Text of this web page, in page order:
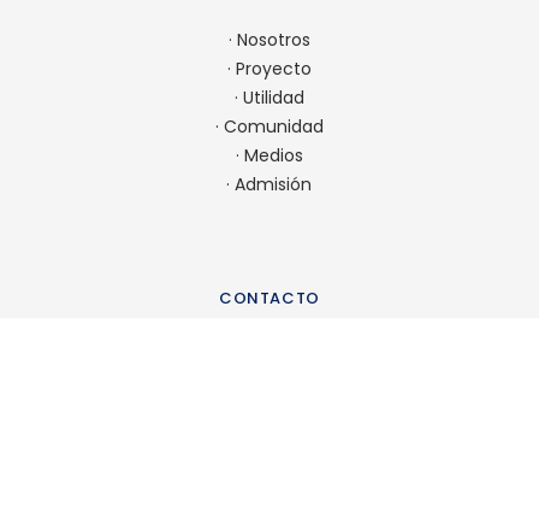
· Nosotros
· Proyecto
· Utilidad
· Comunidad
· Medios
·Admisión
CONTACTO